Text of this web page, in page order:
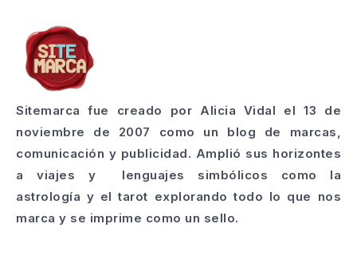
Sitemarca fue creado por Alicia Vidal el 13 de
noviembre de 2007 como un blog de marcas,
comunicación y publicidad. Amplió sus horizontes
a viajes y lenguajes simbólicos como la
astrología y el tarot explorando todo lo que nos
marca y se imprime como un sello.